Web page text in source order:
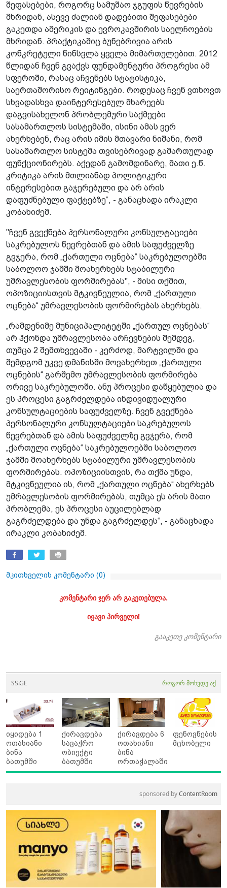
შეფასებები, როგორც სამუშაო ჯგუფის წევრების
მხრიდან, ასევე ძალიან დადებითი შეფასებები
გაკეთდა ამერიკის და ევროკავშირის საელჩოების
მხრიდან. პრაქტიკაშიც ბუნებრივია არის
კონკრეტული წინსვლა ყველა მიმართულებით. 2012
წლიდან ჩვენ გვაქვს ფუნდამენტური პროგრესი ამ
სფეროში, რასაც აჩვენებს სტატისტიკა,
საერთაშორისო რეიტინგები. როდესაც ჩვენ ვთხოვთ
სხვადასხვა დაინტერესებულ მხარეებს
დაგვისახელონ პრობლემური საქმეები
სასამართლოს სისტემაში, ისინი ამას ვერ
ახერხებენ, რაც არის იმის მთავარი ნიშანი, რომ
სასამართლო სისტემა თვისებრივად გამართულად
ფუნქციონირებს. აქედან გამომდინარე, მათი ე.წ.
კრიტიკა არის მთლიანად პოლიტიკური
ინტერესებით გაჯერებული და არ არის
დაფუძნებული ფაქტებზე”, - განაცხადა ირაკლი
კობახიძემ.
"ჩვენ გვექნება პერსონალური კონსულტაციები
საკრებულოს წევრებთან და ამის საფუძველზე
გვჯერა, რომ „ქართული ოცნება“ საკრებულოებში
საბოლოო ჯამში მოახერხებს სტაბილური
უმრავლესობის ფორმირებას", - მისი თქმით,
ოპოზიციისთვის მტკივნეულია, რომ „ქართული
ოცნება“ უმრავლესობის ფორმირებას ახერხებს.
„რამდენიმე მუნიციპალიტეტში „ქართულ ოცნებას“
არ ჰქონდა უმრავლესობა არჩევნების შემდეგ,
თუმცა 2 შემთხვევაში - კერძოდ, მარტვილში და
შემდგომ უკვე დმანისში მოვახერხეთ „ქართული
ოცნების“ გარშემო უმრავლესობის ფორმირება
ორივე საკრებულოში. ანუ პროცესი დაწყებულია და
ეს პროცესი გაგრძელდება ინდივიდუალური
კონსულტაციების საფუძველზე. ჩვენ გვექნება
პერსონალური კონსულტაციები საკრებულოს
წევრებთან და ამის საფუძველზე გვჯერა, რომ
„ქართული ოცნება“ საკრებულოებში საბოლოო
ჯამში მოახერხებს სტაბილური უმრავლესობის
ფორმირებას. ოპოზიციისთვის, რა თქმა უნდა,
მტკივნეულია ის, რომ „ქართული ოცნება“ ახერხებს
უმრავლესობის ფორმირებას, თუმცა ეს არის მათი
პრობლემა, ეს პროცესი აუცილებლად
გაგრძელდება და უნდა გაგრძელდეს“, - განაცხადა
ირაკლი კობახიძემ.
მკითხველის კომენტარი (0)
კომენტარი ჯერ არ გაკეთებულა.
იყავი პირველი!
გააკეთე კომენტარი
SS.GE როგორ მოხვდე აქ
იყიდება 1
ოთახიანი
ბინა
ბათუმში
ქირავდება
სავაჭრო
ობიექტი
ბათუმში
ქირავდება 6
ოთახიანი
ბინა
ორთაჭალაში
ფენოვნების
მცხობელი
sponsored byContentRoom